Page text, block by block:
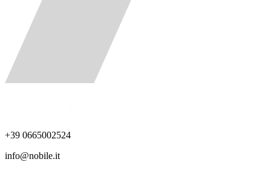
+39 0665002524
info@nobile.it